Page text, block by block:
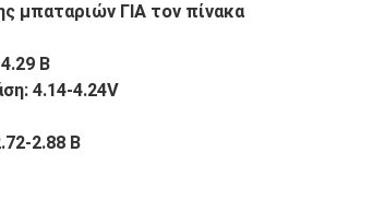
μπαταριών ΓΙΑ τον πίνακα
Β
4.14-4.24V
2.88 Β